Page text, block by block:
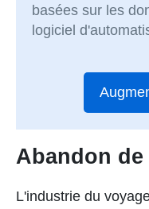
basées sur les
logiciel
Abandon
L'industrie du